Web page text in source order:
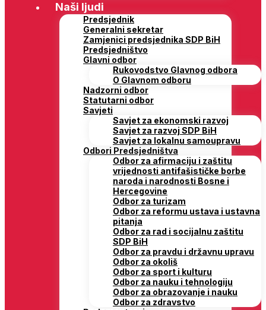
Naši ljudi
Predsjednik
Generalni sekretar
Zamjenici predsjednika SDP BiH
Predsjedništvo
Glavni odbor
Rukovodstvo Glavnog odbora
O Glavnom odboru
Nadzorni odbor
Statutarni odbor
Savjeti
Savjet za ekonomski razvoj
Savjet za razvoj SDP BiH
Savjet za lokalnu samoupravu
Odbori Predsjedništva
Odbor za afirmaciju i zaštitu
vrijednosti antifašističke borbe
naroda i narodnosti Bosne i
Hercegovine
Odbor za turizam
Odbor za reformu ustava i ustavna
pitanja
Odbor za rad i socijalnu zaštitu
SDP BiH
Odbor za pravdu i državnu upravu
Odbor za okoliš
Odbor za sport i kulturu
Odbor za nauku i tehnologiju
Odbor za obrazovanje i nauku
Odbor za zdravstvo